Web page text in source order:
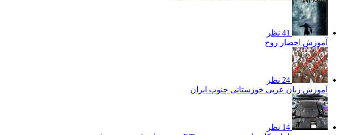
41 نظر
آموزش احضار روح
24 نظر
آموزش زبان عربی خوزستانی جنوب ایران
14 نظر